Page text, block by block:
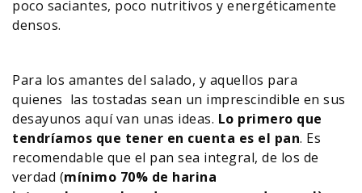
poco saciantes, poco nutritivos y energéticamente
densos.
Para los amantes del salado, y aquellos para
quienes las tostadas sean un imprescindible en sus
desayunos aquí van unas ideas. Lo primero que
tendríamos que tener en cuenta es el pan. Es
recomendable que el pan sea integral, de los de
verdad (mínimo 70% de harina